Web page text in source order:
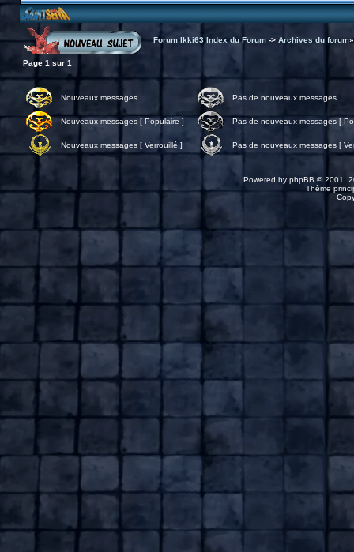
Forum Ikki63 Index du Forum-> Archives du forum
Page 1 sur 1
Nouveaux messages Pas de nouveaux messages
Nouveaux messages [ Populaire ] Pas de nouveaux messages [
Nouveaux messages [ Verrouillé ] Pas de nouveaux messages [
Powered by phpBB © 2001,
Thème